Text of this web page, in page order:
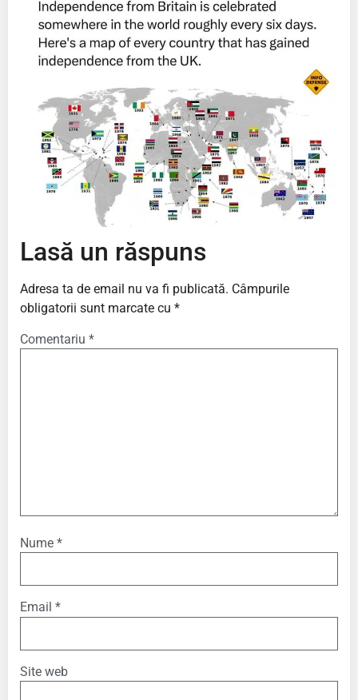
Lasă un răspuns
Adresa ta de email nu va fi publicată. Câmpurile
obligatorii sunt marcate cu *
Comentariu *
Nume *
Email *
Site web